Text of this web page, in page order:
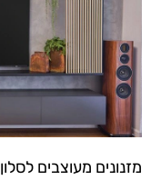
מזנונים מעוצבים לסלון